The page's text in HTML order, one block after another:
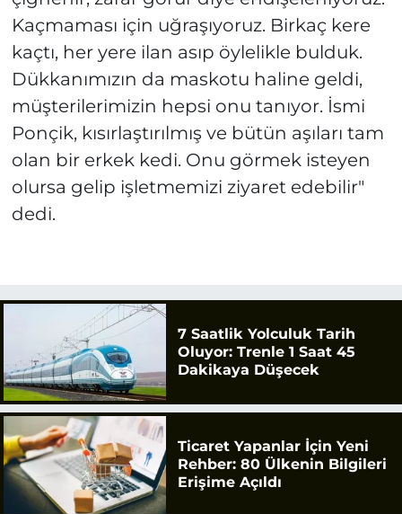
Kaçmaması için uğraşıyoruz. Birkaç kere
kaçtı, her yere ilan asıp öylelikle bulduk.
Dükkanımızın da maskotu haline geldi,
müşterilerimizin hepsi onu tanıyor. İsmi
Ponçik, kısırlaştırılmış ve bütün aşıları tam
olan bir erkek kedi. Onu görmek isteyen
olursa gelip işletmemizi ziyaret edebilir"
dedi.
7 Saatlik Yolculuk Tarih
Oluyor: Trenle 1 Saat 45
Dakikaya Düşecek
Ticaret Yapanlar İçin Yeni
Rehber: 80 Ülkenin Bilgileri
Erişime Açıldı